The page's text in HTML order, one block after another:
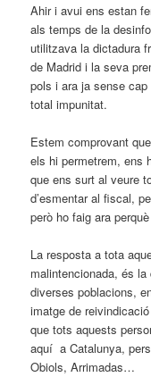
Ahir i avui ens estan
als temps de la
utilitzava la dictadura
de Madrid i la seva
pols i ara ja sense
total impunitat.
Estem comprovant
els hi permetrem, ens
que ens surt al veure
d’esmentar al fiscal,
però ho faig ara
La resposta a tota
malintencionada, és
diverses poblacions,
imatge de
que tots aquests
aquí a Catalunya,
Obiols, Arrimadas…